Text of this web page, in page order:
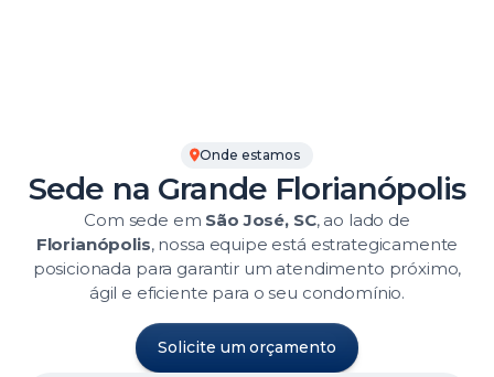
Onde estamos
Sede na Grande Florianópolis
Com sede em São José, SC, ao lado de
Florianópolis, nossa equipe está estrategicamente
posicionada para garantir um atendimento próximo,
ágil e eficiente para o seu condomínio.
Solicite um orçamento